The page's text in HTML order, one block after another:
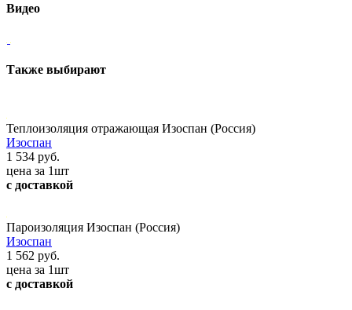
Видео
Также выбирают
Теплоизоляция отражающая Изоспан (Россия)
Изоспан
1 534 руб.
цена за 1шт
с доставкой
Пароизоляция Изоспан (Россия)
Изоспан
1 562 руб.
цена за 1шт
с доставкой